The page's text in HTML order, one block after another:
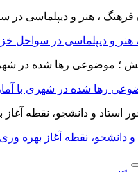
هنر و دیپلماسی در سواحل
رها شده در شهری با آمار
و دانشجو، نقطه آغاز بهره